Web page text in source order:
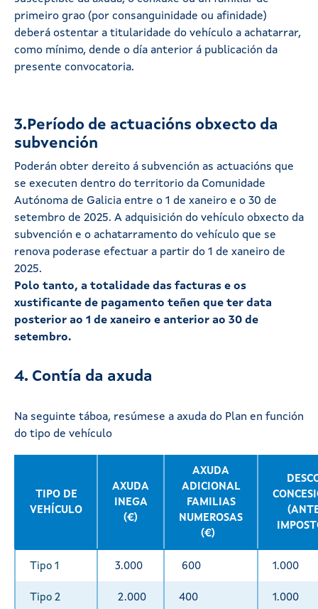
primeiro grao (por consanguinidade ou afinidade)
deberá ostentar a titularidade do vehículo a achatarrar,
como mínimo, dende o día anterior á publicación da
presente convocatoria.
3.Período de actuacións obxecto da
subvención
Poderán obter dereito á subvención as actuacións que
se executen dentro do territorio da Comunidade
Autónoma de Galicia entre o 1 de xaneiro e o 30 de
setembro de 2025. A adquisición do vehículo obxecto da
subvención e o achatarramento do vehículo que se
renova poderase efectuar a partir do 1 de xaneiro de
2025.
Polo tanto, a totalidade das facturas e os
xustificante de pagamento teñen que ter data
posterior ao 1 de xaneiro e anterior ao 30 de
setembro.
4. Contía da axuda
Na seguinte táboa, resúmese a axuda do Plan en función
do tipo de vehículo
TIPO DE
VEHÍCULO
AXUDA
INEGA
(€)
AXUDA
ADICIONAL
FAMILIAS
NUMEROSAS
(€)
Tipo 1 3.000 600 1.000
Tipo 2 2.000 400 1.000